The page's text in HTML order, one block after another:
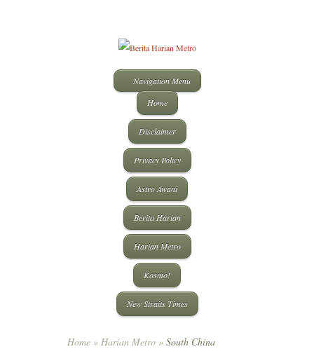
Navigation Menu
Home
Disclaimer
Privacy Policy
Astro Awani
Berita Harian
Harian Metro
Kosmo!
New Straits Times
Home » Harian Metro » South China